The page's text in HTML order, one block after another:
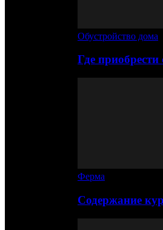
Обустройство дома
Где
Ферма
Содержание